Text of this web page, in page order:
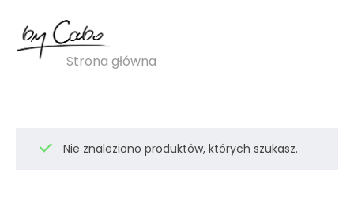
eleganckie spodnie
Strona główna
Nie znaleziono produktów, których szukasz.